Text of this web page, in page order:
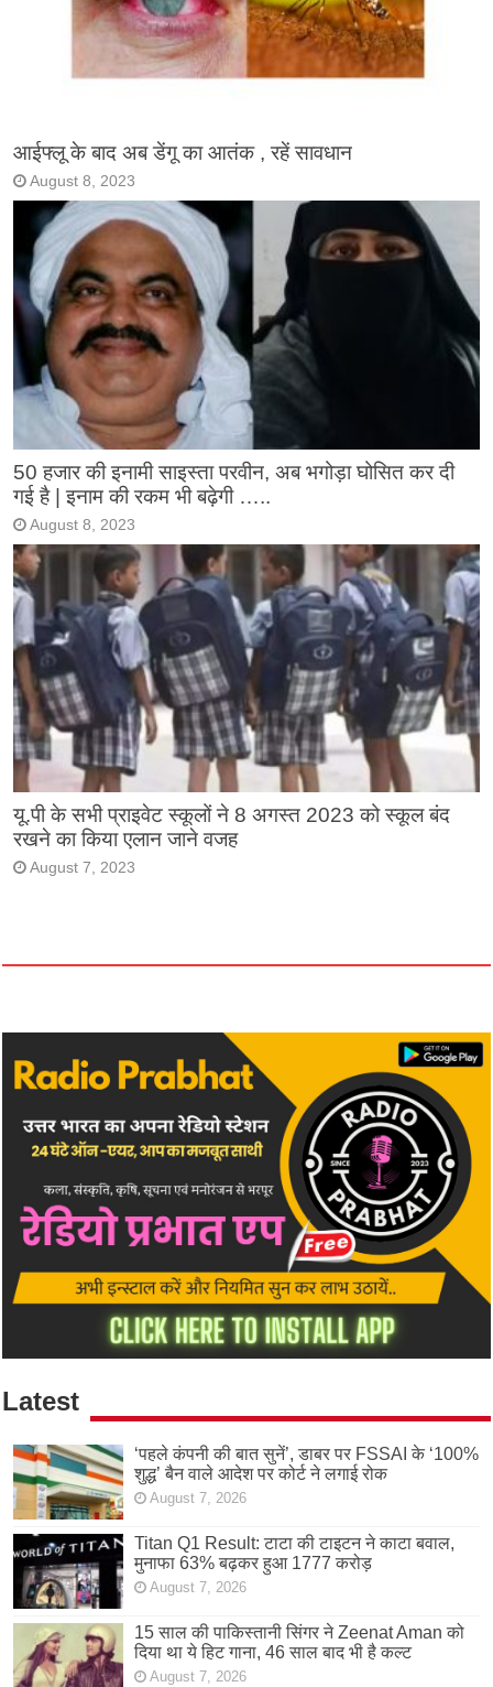
आईफ्लू के बाद अब डेंगू का आतंक , रहें सावधान
August 8, 2023
50 हजार की इनामी साइस्ता परवीन, अब भगोड़ा घोसित कर दी
गई है | इनाम की रकम भी बढ़ेगी …..
August 8, 2023
यू.पी के सभी प्राइवेट स्कूलों ने 8 अगस्त 2023 को स्कूल बंद
रखने का किया एलान जाने वजह
August 7, 2023
Latest
‘पहले कंपनी की बात सुनें’, डाबर पर FSSAI के ‘100%
शुद्ध’ बैन वाले आदेश पर कोर्ट ने लगाई रोक
August 7, 2026
Titan Q1 Result: टाटा की टाइटन ने काटा बवाल,
मुनाफा 63% बढ़कर हुआ 1777 करोड़
August 7, 2026
15 साल की पाकिस्तानी सिंगर ने Zeenat Aman को
दिया था ये हिट गाना, 46 साल बाद भी है कल्ट
August 7, 2026